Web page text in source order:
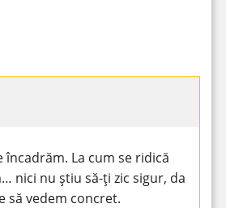
încadrăm. La cum se ridică
nici nu știu să-ți zic sigur, da
să vedem concret.